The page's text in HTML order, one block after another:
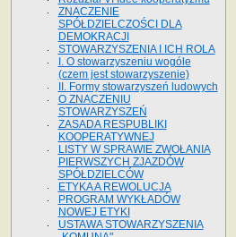
ZNACZENIE
SPÓŁDZIELCZOŚCI DLA
DEMOKRACJI
STOWARZYSZENIA I ICH ROLA
I. O stowarzyszeniu wogóle
(czem jest stowarzyszenie)
II. Formy stowarzyszeń ludowych
O ZNACZENIU
STOWARZYSZEŃ
ZASADA RESPUBLIKI
KOOPERATYWNEJ
LISTY W SPRAWIE ZWOŁANIA
PIERWSZYCH ZJAZDÓW
SPÓŁDZIELCÓW
ETYKA A REWOLUCJA
PROGRAM WYKŁADÓW
NOWEJ ETYKI
USTAWA STOWARZYSZENIA